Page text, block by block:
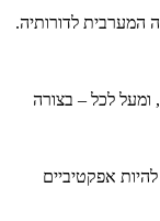
המערבית לדורותיה.
ומעל לכל – בצורה
אפקטיביים